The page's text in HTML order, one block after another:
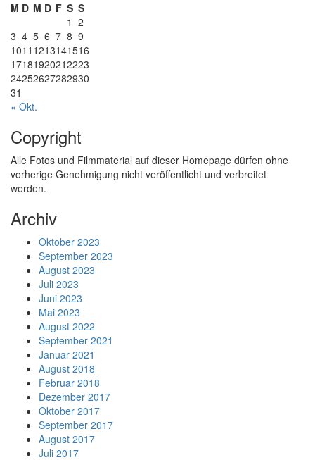
M D M D F S S
1 2
3 4 5 6 7 8 9
1011 1213141516
17181920212223
24252627282930
31
« Okt.
Copyright
Alle Fotos und Filmmaterial auf dieser Homepage dürfen ohne
vorherige Genehmigung nicht veröffentlicht und verbreitet
werden.
Archiv
Oktober 2023
September 2023
August 2023
Juli 2023
Juni 2023
Mai 2023
August 2022
September 2021
Januar 2021
August 2018
Februar 2018
Dezember 2017
Oktober 2017
September 2017
August 2017
Juli 2017